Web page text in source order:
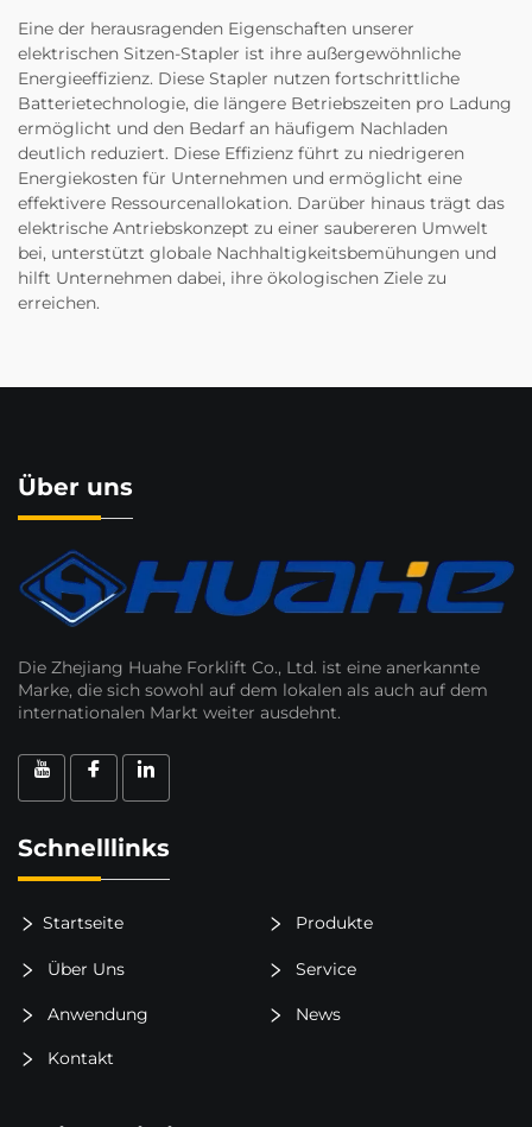
Eine der herausragenden Eigenschaften unserer
elektrischen Sitzen-Stapler ist ihre außergewöhnliche
Energieeffizienz. Diese Stapler nutzen fortschrittliche
Batterietechnologie, die längere Betriebszeiten pro Ladung
ermöglicht und den Bedarf an häufigem Nachladen
deutlich reduziert. Diese Effizienz führt zu niedrigeren
Energiekosten für Unternehmen und ermöglicht eine
effektivere Ressourcenallokation. Darüber hinaus trägt das
elektrische Antriebskonzept zu einer saubereren Umwelt
bei, unterstützt globale Nachhaltigkeitsbemühungen und
hilft Unternehmen dabei, ihre ökologischen Ziele zu
erreichen.
Über uns
Die Zhejiang Huahe Forklift Co., Ltd. ist eine anerkannte
Marke, die sich sowohl auf dem lokalen als auch auf dem
internationalen Markt weiter ausdehnt.
Schnelllinks
Startseite Produkte
Über Uns Service
Anwendung News
Kontakt